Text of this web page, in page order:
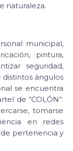
naturaleza.
municipal,
pintura,
seguridad,
distintos ángulos
se encuentra
de “COLÓN”.
tomarse
en redes
pertenencia y